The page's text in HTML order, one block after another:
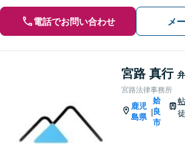
電話でお問い合わせ メ
宮路 真行
宮路法律事務所
鹿児
島県
|
姶
良
市